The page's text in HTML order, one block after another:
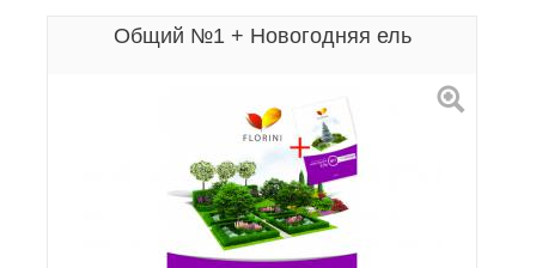
Общий №1 + Новогодняя ель